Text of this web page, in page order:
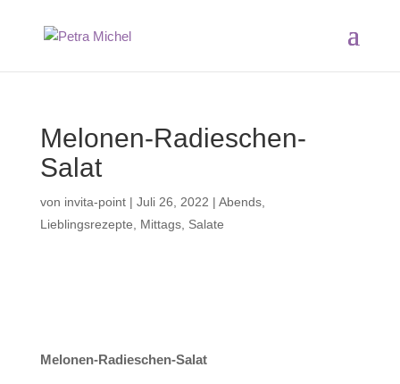
Melonen-Radieschen-
Salat
von invita-point| Juli 26, 2022 | Abends,
Lieblingsrezepte
Mittags, Salate
Melonen-Radieschen-Salat